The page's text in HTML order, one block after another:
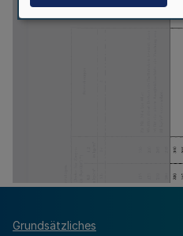
Grundsätzliches